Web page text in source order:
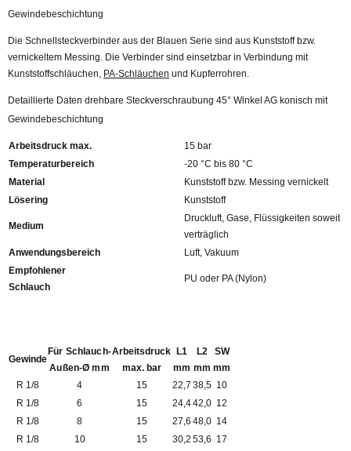
Gewindebeschichtung
Die Schnellsteckverbinder aus der Blauen Serie sind aus Kunststoff bzw.
vernickeltem Messing. Die Verbinder sind einsetzbar in Verbindung mit
Kunststoffschläuchen, PA-Schläuchen und Kupferrohren.
Detaillierte Daten drehbare Steckverschraubung 45° Winkel AG konisch mit
Gewindebeschichtung
Arbeitsdruck max.
15 bar
Temperaturbereich
-20 °C bis 80 °C
Material
Kunststoff bzw. Messing vernickelt
Lösering
Kunststoff
Medium
Druckluft, Gase, Flüssigkeiten soweit
verträglich
Anwendungsbereich
Luft, Vakuum
Empfohlener
Schlauch
PU oder PA (Nylon)
Gewinde
Für Schlauch-
Außen-Ø mm
Arbeitsdruck
max. bar
L1
mm
L2
mm
SW
mm
R 1/8
4 15 22,7 38,5 10
R 1/8
6 15 24,442,0 12
R 1/8
8 15 27,6 48,0 14
R 1/8
10 15 30,2 53,6 17